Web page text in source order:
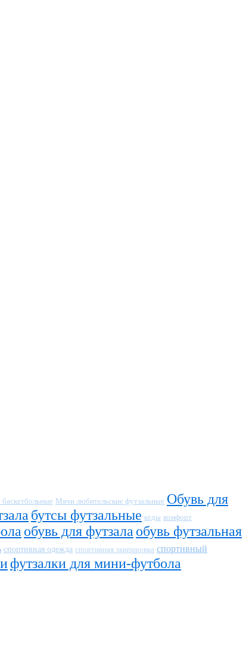
Мячи любительские футзальные Обувь для
бутсы футзальные кеды комфорт
обувь для футзала обувь футзальная
спортивная одежда спортивная экипировка спортивный
футзалки для мини-футбола